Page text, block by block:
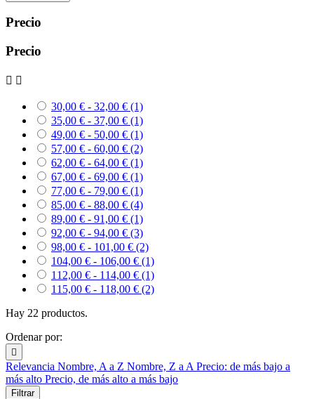
Precio
Precio
 
30,00 € - 32,00 € (1)
35,00 € - 37,00 € (1)
49,00 € - 50,00 € (1)
57,00 € - 60,00 € (2)
62,00 € - 64,00 € (1)
67,00 € - 69,00 € (1)
77,00 € - 79,00 € (1)
85,00 € - 88,00 € (4)
89,00 € - 91,00 € (1)
92,00 € - 94,00 € (3)
98,00 € - 101,00 € (2)
104,00 € - 106,00 € (1)
112,00 € - 114,00 € (1)
115,00 € - 118,00 € (2)
Hay 22 productos.
Ordenar por:

Relevancia Nombre, A a Z Nombre, Z a A Precio: de más bajo a
más alto Precio, de más alto a más bajo
Filtrar